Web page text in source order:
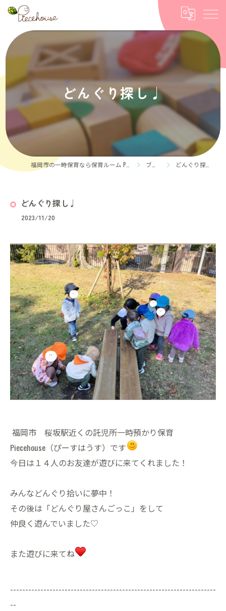
どんぐり探し♩
ブログ どんぐり探し♩
どんぐり探し♩
2023/11/20
福岡市 桜坂駅近くの託児所一時預かり保育
Piecehouse（ぴーすはうす）です
今日は１４人のお友達が遊びに来てくれました！
みんなどんぐり拾いに夢中！
その後は「どんぐり屋さんごっこ」をして
仲良く遊んでいました♡
また遊びに来てね
--------------------------------------------------------------------
--